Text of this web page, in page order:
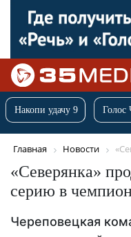
Накопи удачу 9 Голос
Главная Новости
«Северянка»
серию в
Череповецкая